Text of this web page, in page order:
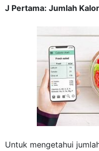
J Pertama: Jumlah
Untuk mengetahui